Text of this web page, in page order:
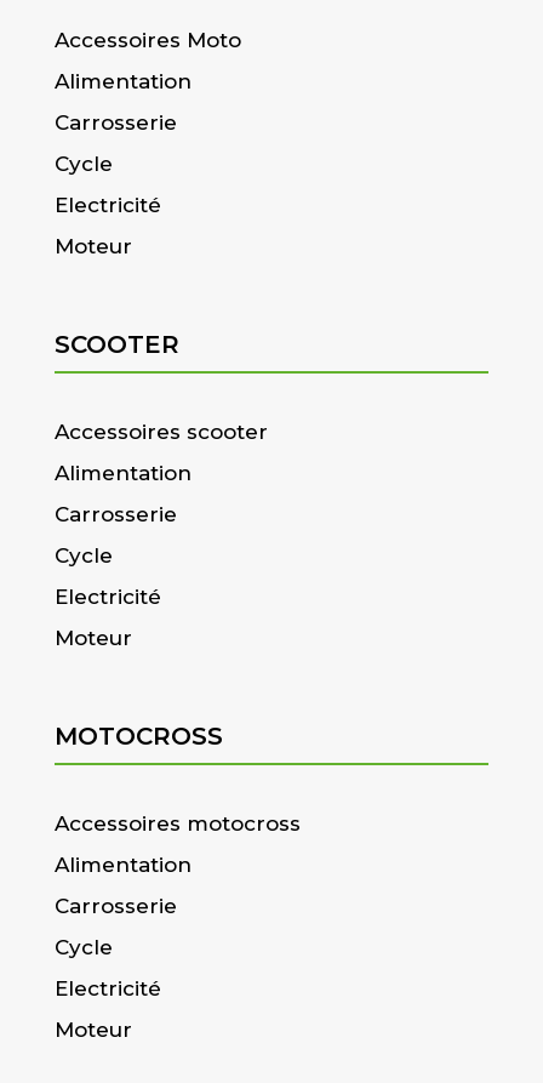
Accessoires Moto
Alimentation
Carrosserie
Cycle
Electricité
Moteur
SCOOTER
Accessoires scooter
Alimentation
Carrosserie
Cycle
Electricité
Moteur
MOTOCROSS
Accessoires motocross
Alimentation
Carrosserie
Cycle
Electricité
Moteur